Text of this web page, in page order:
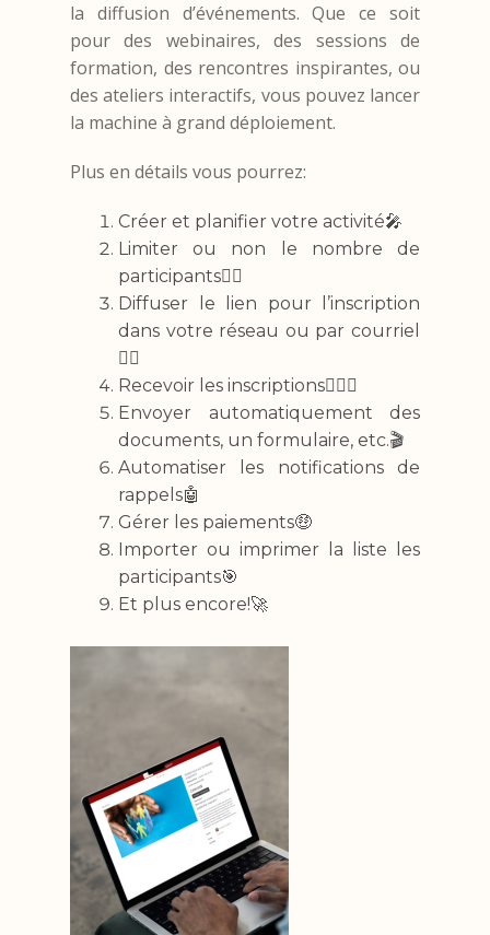
la diffusion d’événements. Que ce soit
pour des webinaires, des sessions de
formation, des rencontres inspirantes, ou
des ateliers interactifs, vous pouvez lancer
la machine à grand déploiement.
Plus en détails vous pourrez:
Créer et planifier votre activité🎤
Limiter ou non le nombre de
participants👉🏽
Diffuser le lien pour l’inscription
dans votre réseau ou par courriel
🐱‍🏍
Recevoir les inscriptions🤸🏽‍♀️
Envoyer automatiquement des
documents, un formulaire, etc.🎬
Automatiser les notifications de
rappels🤖
Gérer les paiements🤑
Importer ou imprimer la liste les
participants🎯
Et plus encore!🚀